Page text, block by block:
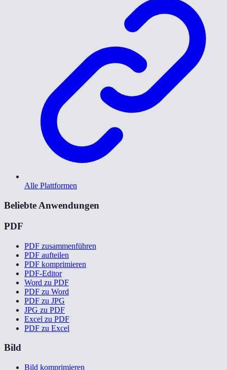
Alle Plattformen
Beliebte Anwendungen
PDF
PDF zusammenführen
PDF aufteilen
PDF komprimieren
PDF-Editor
Word zu PDF
PDF zu Word
PDF zu JPG
JPG zu PDF
Excel zu PDF
PDF zu Excel
Bild
Bild komprimieren